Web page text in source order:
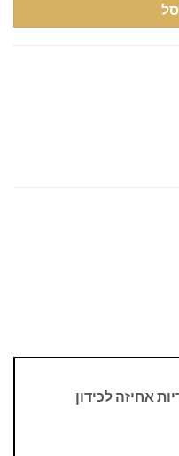
אחיזה לכידון